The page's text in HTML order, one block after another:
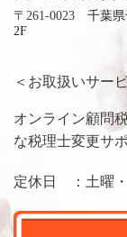
〒261-0023 千葉
2F
＜お取扱いサー
オンライン顧問
な税理士変更サ
定休日 ：土曜・